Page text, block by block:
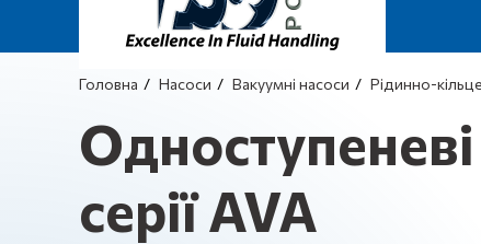
Головна Насоси Вакуумні насоси Рідинно-
серії AVA